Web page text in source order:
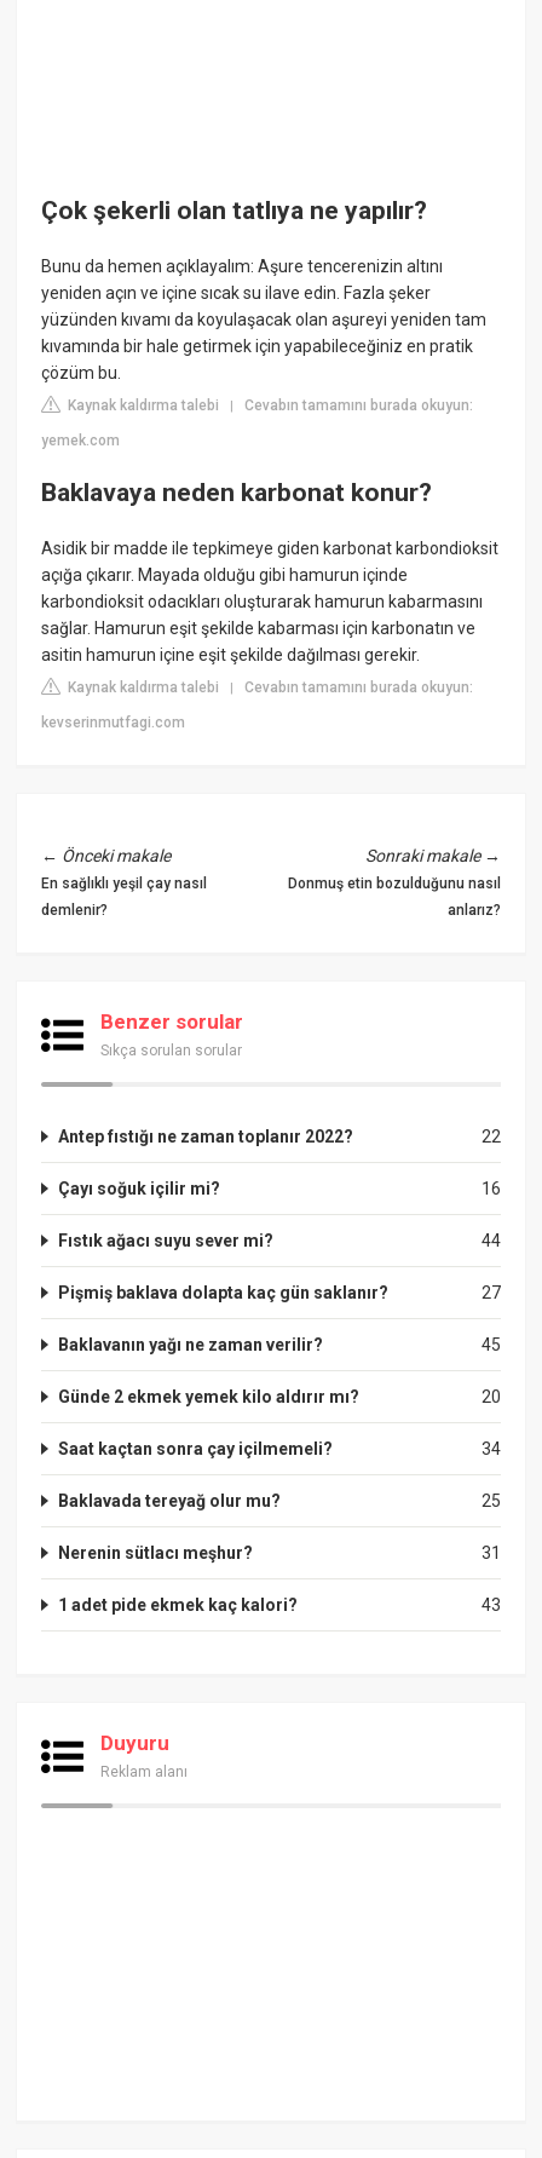
Çok şekerli olan tatlıya ne yapılır?
Bunu da hemen açıklayalım: Aşure tencerenizin altını
yeniden açın ve içine sıcak su ilave edin. Fazla şeker
yüzünden kıvamı da koyulaşacak olan aşureyi yeniden tam
kıvamında bir hale getirmek için yapabileceğiniz en pratik
çözüm bu.
Kaynak kaldırma talebi |Cevabın tamamını burada okuyun:
yemek.com
Baklavaya neden karbonat konur?
Asidik bir madde ile tepkimeye giden karbonat karbondioksit
açığa çıkarır. Mayada olduğu gibi hamurun içinde
karbondioksit odacıkları oluşturarak hamurun kabarmasını
sağlar. Hamurun eşit şekilde kabarması için karbonatın ve
asitin hamurun içine eşit şekilde dağılması gerekir.
Kaynak kaldırma talebi |Cevabın tamamını burada okuyun:
kevserinmutfagi.com
← Önceki makale
En sağlıklı yeşil çay nasıl
demlenir?
Sonraki makale→
Donmuş etin bozulduğunu nasıl
anlarız?
Benzer sorular
Sıkça sorulan sorular
22
Antep fıstığı ne zaman toplanır 2022?
16
Çayı soğuk içilir mi?
44
Fıstık ağacı suyu sever mi?
27
Pişmiş baklava dolapta kaç gün saklanır?
45
Baklavanın yağı ne zaman verilir?
20
Günde 2 ekmek yemek kilo aldırır mı?
34
Saat kaçtan sonra çay içilmemeli?
25
Baklavada tereyağ olur mu?
31
Nerenin sütlacı meşhur?
43
1 adet pide ekmek kaç kalori?
Duyuru
Reklam alanı